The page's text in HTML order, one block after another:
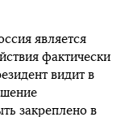
является
фактически
видит в
закреплено в